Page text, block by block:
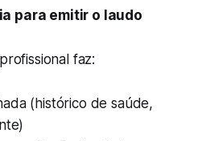
para emitir o laudo
faz:
(histórico de saúde,